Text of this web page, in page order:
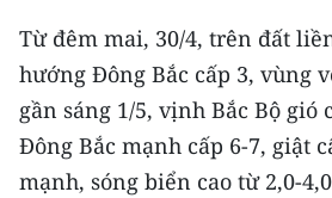
Media Y tế
Media Khoa học - Công nghệ
Media Môi trường
Từ đêm mai, 30/4, trên đất
hướng Đông Bắc cấp 3, vùng
gần sáng 1/5, vịnh Bắc Bộ gió
Đông Bắc mạnh cấp 6-7, giật
mạnh, sóng biển cao từ 2,0-